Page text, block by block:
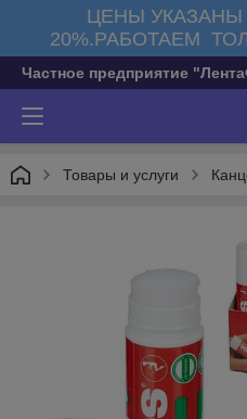
ЦЕНЫ УКАЗАНЫ
20%.РАБОТАЕМ
Частное предприятие
Товары и услуги